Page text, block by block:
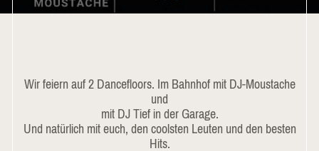
Wir feiern auf 2 Dancefloors. Im Bahnhof mit DJ-Moustache
und
mit DJ Tief in der Garage.
Und natürlich mit euch, den coolsten Leuten und den besten
Hits.